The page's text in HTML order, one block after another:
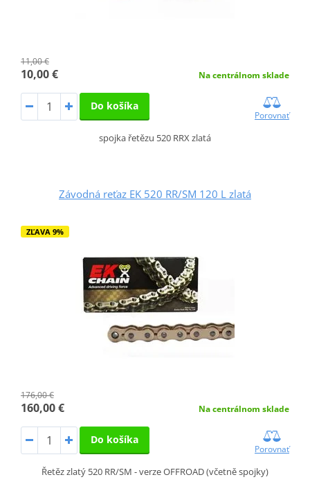
11,00 €
10,00 € Na centrálnom sklade
Do košíka
Porovnať
spojka řetězu 520 RRX zlatá
Závodná reťaz EK 520 RR/SM 120 L zlatá
ZĽAVA 9%
176,00 €
160,00 € Na centrálnom sklade
Do košíka
Porovnať
Řetěz zlatý 520 RR/SM - verze OFFROAD (včetně spojky)